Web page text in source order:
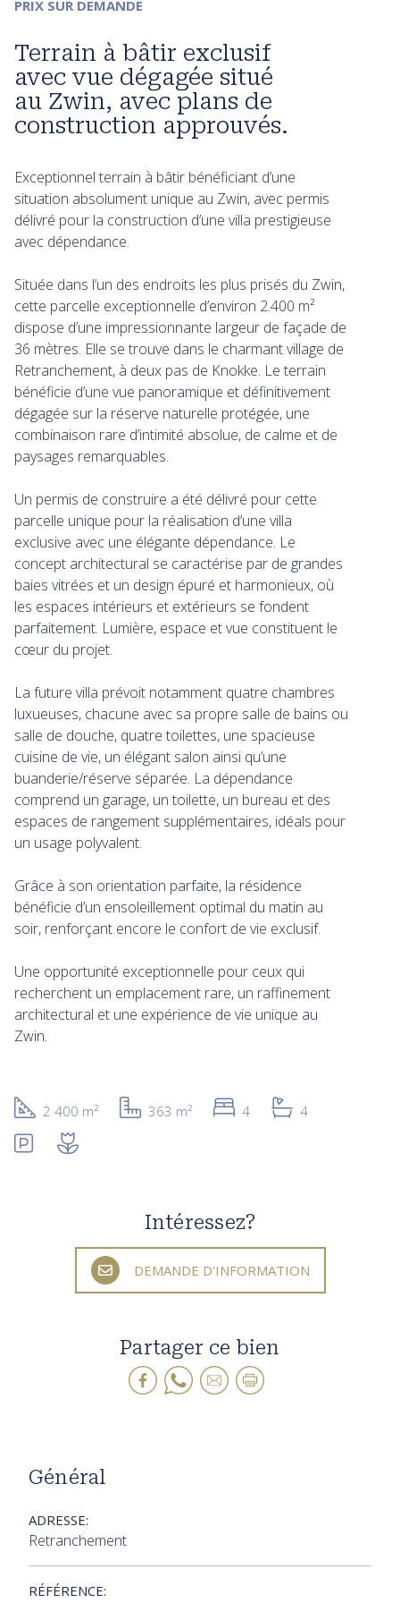
Terrain à bâtir exclusif
avec vue dégagée situé
au Zwin, avec plans de
construction approuvés.
PRIX SUR DEMANDE
Exceptionnel terrain à bâtir bénéficiant d’une
situation absolument unique au Zwin, avec permis
délivré pour la construction d’une villa prestigieuse
avec dépendance.
Située dans l’un des endroits les plus prisés du Zwin,
cette parcelle exceptionnelle d’environ 2.400 m²
dispose d’une impressionnante largeur de façade de
36 mètres. Elle se trouve dans le charmant village de
Retranchement, à deux pas de Knokke. Le terrain
bénéficie d’une vue panoramique et définitivement
dégagée sur la réserve naturelle protégée, une
combinaison rare d’intimité absolue, de calme et de
paysages remarquables.
Un permis de construire a été délivré pour cette
parcelle unique pour la réalisation d’une villa
exclusive avec une élégante dépendance. Le
concept architectural se caractérise par de grandes
baies vitrées et un design épuré et harmonieux, où
les espaces intérieurs et extérieurs se fondent
parfaitement. Lumière, espace et vue constituent le
cœur du projet.
La future villa prévoit notamment quatre chambres
luxueuses, chacune avec sa propre salle de bains ou
salle de douche, quatre toilettes, une spacieuse
cuisine de vie, un élégant salon ainsi qu’une
buanderie/réserve séparée. La dépendance
comprend un garage, un toilette, un bureau et des
espaces de rangement supplémentaires, idéals pour
un usage polyvalent.
Grâce à son orientation parfaite, la résidence
bénéficie d’un ensoleillement optimal du matin au
soir, renforçant encore le confort de vie exclusif.
Une opportunité exceptionnelle pour ceux qui
recherchent un emplacement rare, un raffinement
architectural et une expérience de vie unique au
Zwin.
2 400 m² 363 m² 4 4
Intéressez?
DEMANDE D'INFORMATION
Partager ce bien
Général
ADRESSE:
Retranchement
RÉFÉRENCE: